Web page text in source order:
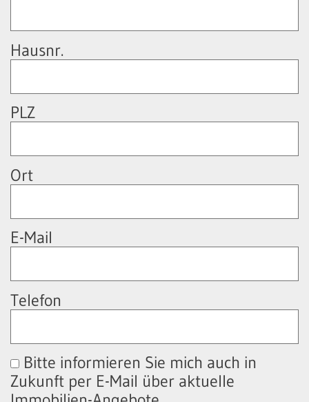
Hausnr.
PLZ
Ort
E-Mail
Telefon
Bitte informieren Sie mich auch in
Zukunft per E-Mail über aktuelle